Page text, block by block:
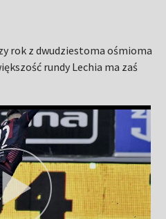
rok z dwudziestoma ośmioma
rundy Lechia ma zaś